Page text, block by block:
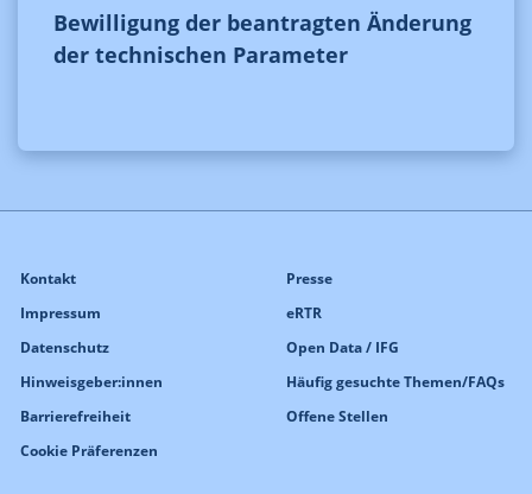
Bewilligung der beantragten Änderung
der technischen Parameter
Kontakt
Impressum
Datenschutz
Hinweisgeber:innen
Barrierefreiheit
Cookie Präferenzen
Presse
eRTR
Open Data / IFG
Häufig gesuchte Themen/FAQs
Offene Stellen